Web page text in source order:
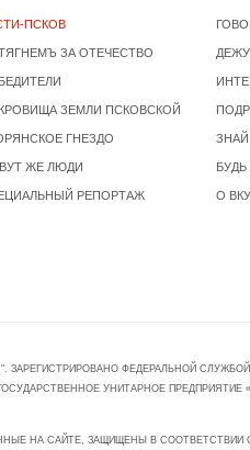
ПСКОВ
ЗА ОТЕЧЕСТВО
ЗЕМЛИ ПСКОВСКОЙ
ГНЕЗДО
ЖЕ ЛЮДИ
РЕПОРТАЖ О
ЗАРЕГИСТРИРОВАНО ФЕДЕРАЛЬНОЙ
ГОСУДАРСТВЕННОЕ УНИТАРНОЕ
НА САЙТЕ, ЗАЩИЩЕНЫ В